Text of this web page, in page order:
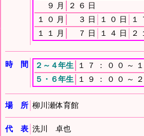
９
月 ２ ６
日
１
０ 月 ３ 日 １ ０ 日 １
１
１ 月 ７ 日 １ ４ 日 ２
時 間 ２～４年生 １ ７ ： ０ ０ ～
１
５・６年生
１ ９ ： ０ ０ ～ ２
場 所 柳川瀬体育館
代 表 洗川 卓也